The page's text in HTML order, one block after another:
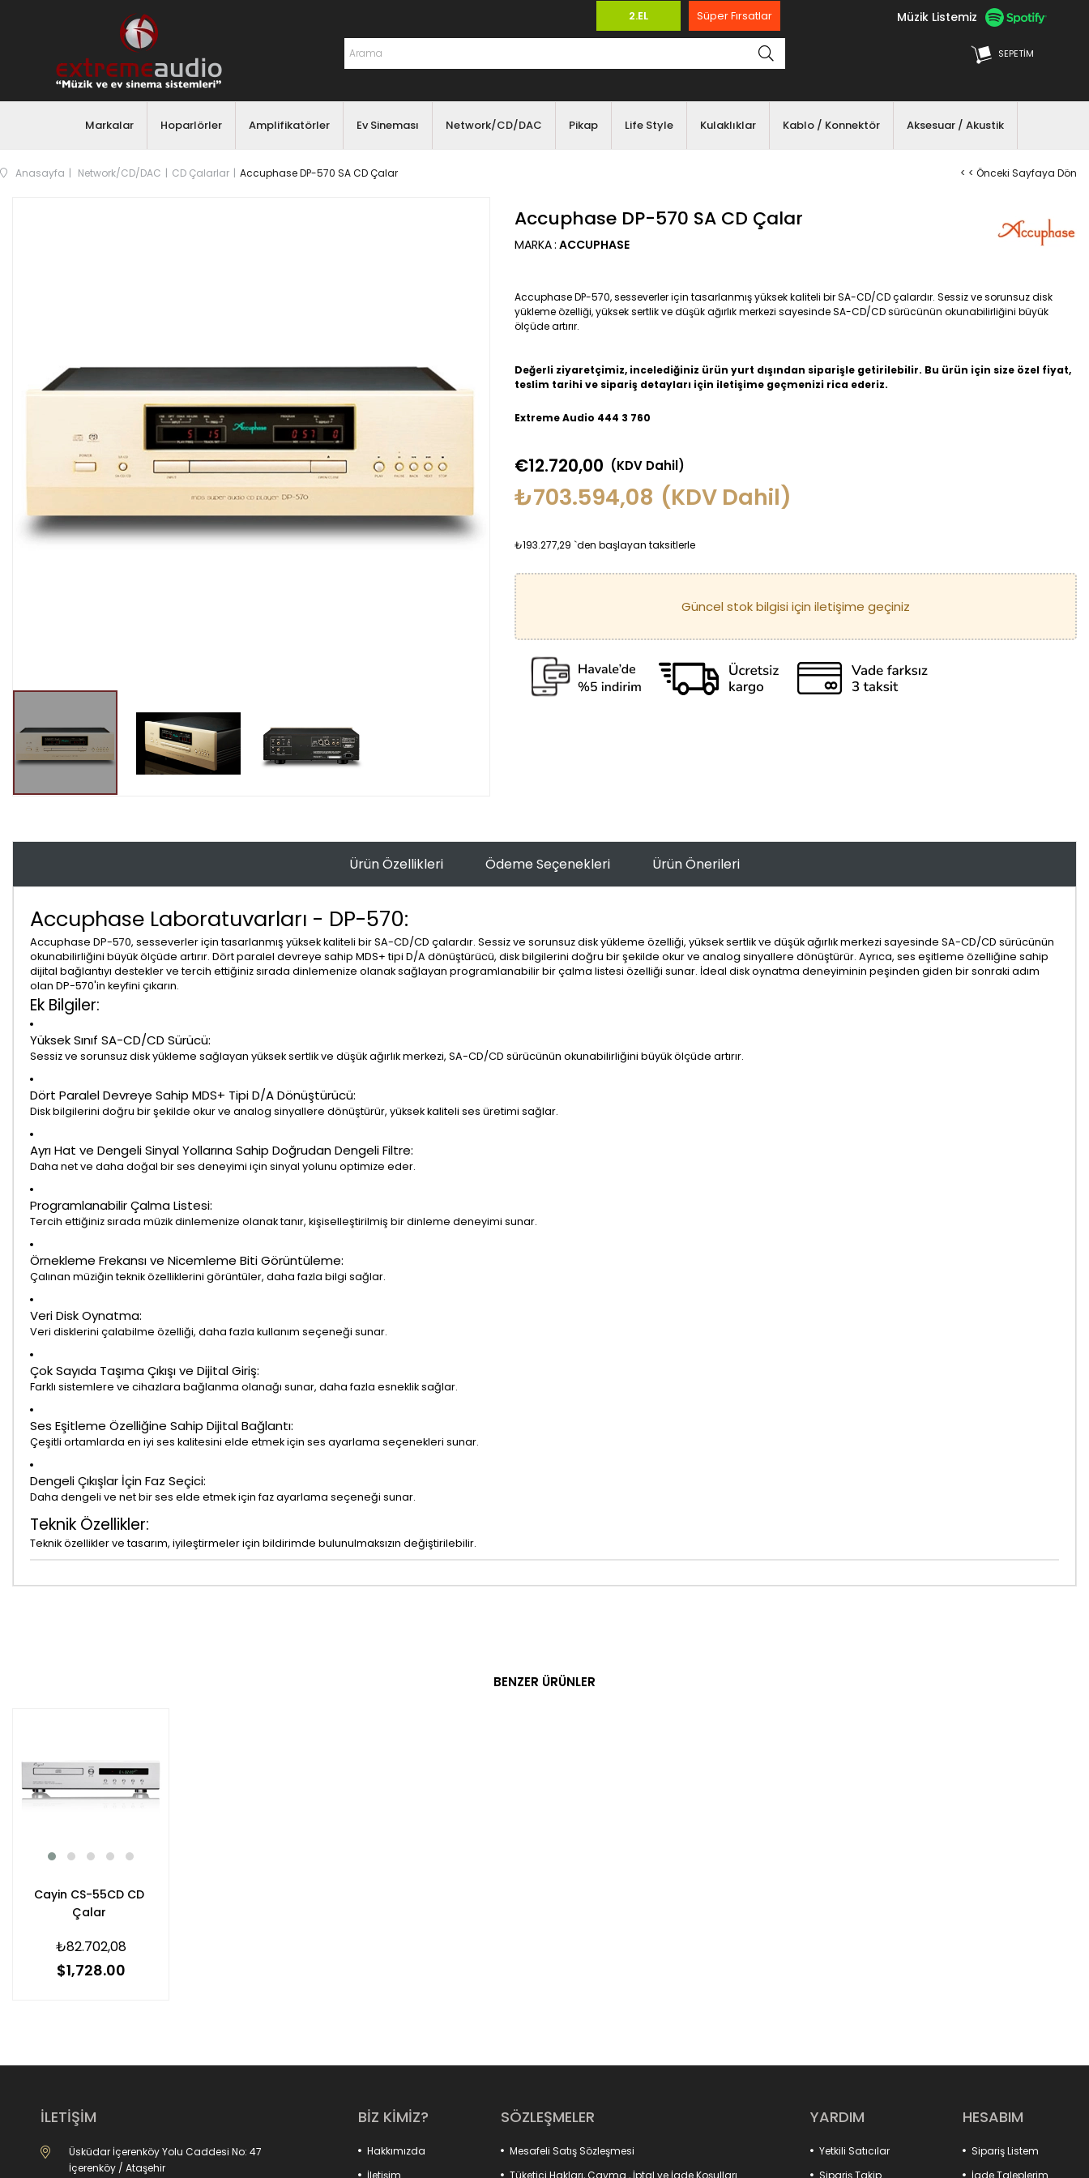
2.EL Süper Fırsatlar Müzik Listemiz
SEPETIM
Markalar Hoparlörler Amplifikatörler Ev Sineması Network/CD/DAC Pikap Life Style Kulaklıklar Kablo / Konnektör Aksesuar / Akustik
Anasayfa Network/CD/DAC CD Çalarlar Accuphase DP-570 SA CD Çalar < < Önceki Sayfaya Dön
Accuphase DP-570 SA CD Çalar
MARKA: ACCUPHASE
Accuphase DP-570, sesseverler için tasarlanmış yüksek kaliteli bir SA-CD/CD çalardır. Sessiz ve sorunsuz disk
yükleme özelliği, yüksek sertlik ve düşük ağırlık merkezi sayesinde SA-CD/CD sürücünün okunabilirliğini büyük
ölçüde artırır.
Değerli ziyaretçimiz, incelediğiniz ürün yurt dışından siparişle getirilebilir. Bu ürün için size özel fiyat,
teslim tarihi ve sipariş detayları için iletişime geçmenizi rica ederiz.
Extreme Audio 444 3 760
€12.720,00 (KDV Dahil)
₺703.594,08 (KDV Dahil)
₺193.277,29 `den başlayan taksitlerle
Ürün Özellikleri Ödeme Seçenekleri Ürün Önerileri
Accuphase Laboratuvarları - DP-570:
Accuphase DP-570, sesseverler için tasarlanmış yüksek kaliteli bir SA-CD/CD çalardır. Sessiz ve sorunsuz disk yükleme özelliği, yüksek sertlik ve düşük ağırlık merkezi sayesinde SA-CD/CD sürücünün
okunabilirliğini büyük ölçüde artırır. Dört paralel devreye sahip MDS+ tipi D/A dönüştürücü, disk bilgilerini doğru bir şekilde okur ve analog sinyallere dönüştürür. Ayrıca, ses eşitleme özelliğine sahip
dijital bağlantıyı destekler ve tercih ettiğiniz sırada dinlemenize olanak sağlayan programlanabilir bir çalma listesi özelliği sunar. İdeal disk oynatma deneyiminin peşinden giden bir sonraki adım
olan DP-570'in keyfini çıkarın.
Ek Bilgiler:
Yüksek Sınıf SA-CD/CD Sürücü:
Sessiz ve sorunsuz disk yükleme sağlayan yüksek sertlik ve düşük ağırlık merkezi, SA-CD/CD sürücünün okunabilirliğini büyük ölçüde artırır.
Dört Paralel Devreye Sahip MDS+ Tipi D/A Dönüştürücü:
Disk bilgilerini doğru bir şekilde okur ve analog sinyallere dönüştürür, yüksek kaliteli ses üretimi sağlar.
Ayrı Hat ve Dengeli Sinyal Yollarına Sahip Doğrudan Dengeli Filtre:
Daha net ve daha doğal bir ses deneyimi için sinyal yolunu optimize eder.
Programlanabilir Çalma Listesi:
Tercih ettiğiniz sırada müzik dinlemenize olanak tanır, kişiselleştirilmiş bir dinleme deneyimi sunar.
Örnekleme Frekansı ve Nicemleme Biti Görüntüleme:
Çalınan müziğin teknik özelliklerini görüntüler, daha fazla bilgi sağlar.
Veri Disk Oynatma:
Veri disklerini çalabilme özelliği, daha fazla kullanım seçeneği sunar.
Çok Sayıda Taşıma Çıkışı ve Dijital Giriş:
Farklı sistemlere ve cihazlara bağlanma olanağı sunar, daha fazla esneklik sağlar.
Ses Eşitleme Özelliğine Sahip Dijital Bağlantı:
Çeşitli ortamlarda en iyi ses kalitesini elde etmek için ses ayarlama seçenekleri sunar.
Dengeli Çıkışlar İçin Faz Seçici:
Daha dengeli ve net bir ses elde etmek için faz ayarlama seçeneği sunar.
Teknik Özellikler:
Teknik özellikler ve tasarım, iyileştirmeler için bildirimde bulunulmaksızın değiştirilebilir.
BENZER ÜRÜNLER
Cayin CS-55CD CD
Çalar
₺82.702,08
$1,728.00
İLETİŞİM
Üsküdar İçerenköy Yolu Caddesi No: 47
İçerenköy / Ataşehir
BİZ KİMİZ?
Hakkımızda
İletişim
SÖZLEŞMELER
Mesafeli Satış Sözleşmesi
Tüketici Hakları, Cayma , İptal ve İade Koşulları
YARDIM
Yetkili Satıcılar
Sipariş Takip
HESABIM
Sipariş Listem
İade Taleplerim